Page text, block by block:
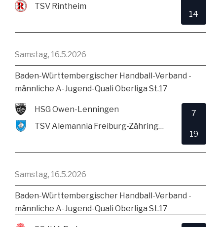
TSV Rintheim
14
Samstag, 16.5.2026
Baden-Württembergischer Handball-Verband -
männliche A-Jugend-Quali Oberliga St.17
HSG Owen-Lenningen
TSV Alemannia Freiburg-Zähringen
7
19
Samstag, 16.5.2026
Baden-Württembergischer Handball-Verband -
männliche A-Jugend-Quali Oberliga St.17